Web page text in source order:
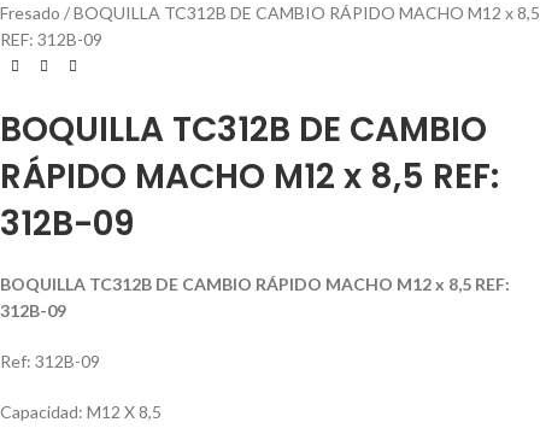
Fresado
BOQUILLA TC312B DE CAMBIO RÁPIDO MACHO M12 x 8,5
REF: 312B-09
BOQUILLA TC312B DE CAMBIO
RÁPIDO MACHO M12 x 8,5 REF:
312B-09
BOQUILLA TC312B DE CAMBIO RÁPIDO MACHO M12 x 8,5 REF:
312B-09
Ref: 312B-09
Capacidad: M12 X 8,5